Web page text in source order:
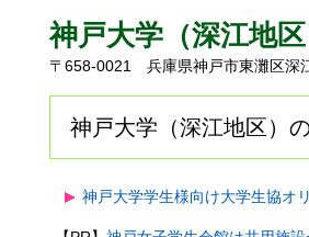
神戸大学（深江地区
〒658-0021 兵庫県神戸市東灘区深
神戸大学（深江地区）
神戸大学学生様向け大学生協オ